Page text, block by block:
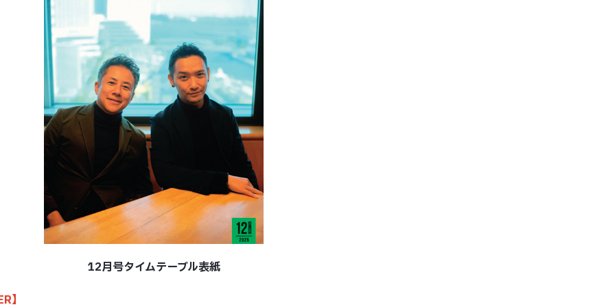
12月号タイムテーブル表紙
】